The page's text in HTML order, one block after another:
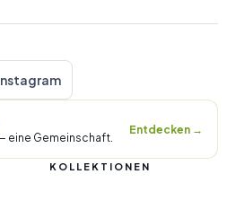
eine Gemeinschaft.
Entdecken →
KOLLEKTIONEN